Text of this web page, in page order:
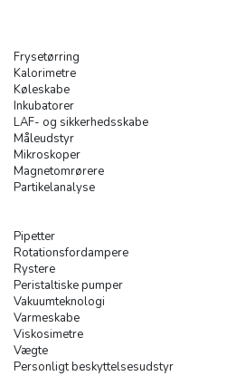
Frysetørring
Kalorimetre
Køleskabe
Inkubatorer
LAF- og sikkerhedsskabe
Måleudstyr
Mikroskoper
Magnetomrørere
Partikelanalyse
Pipetter
Rotationsfordampere
Rystere
Peristaltiske pumper
Vakuumteknologi
Varmeskabe
Viskosimetre
Vægte
Personligt beskyttelsesudstyr